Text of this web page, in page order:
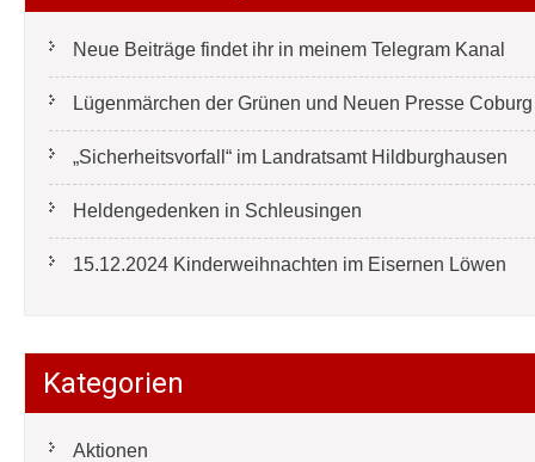
Neue Beiträge findet ihr in meinem Telegram Kanal
Lügenmärchen der Grünen und Neuen Presse
„Sicherheitsvorfall“ im Landratsamt Hildburghausen
Heldengedenken in Schleusingen
15.12.2024 Kinderweihnachten im Eisernen Löwen
Kategorien
Aktionen